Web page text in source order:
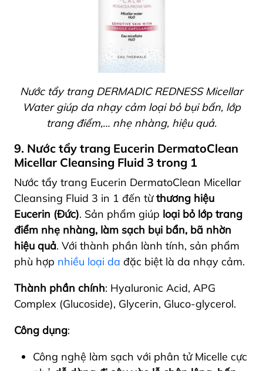
Nước tẩy trang DERMADIC REDNESS Micellar
Water giúp da nhạy cảm loại bỏ bụi bẩn, lớp
trang điểm,… nhẹ nhàng, hiệu quả.
9. Nước tẩy trang Eucerin DermatoClean
Micellar Cleansing Fluid 3 trong 1
Nước tẩy trang Eucerin DermatoClean Micellar
Cleansing Fluid 3 in 1 đến từthương hiệu
Eucerin (Đức). Sản phẩm giúp loại bỏ lớp trang
điểm nhẹ nhàng, làm sạch bụi bẩn, bã nhờn
hiệu quả. Với thành phần lành tính, sản phẩm
phù hợp nhiều loại da đặc biệt là da nhạy cảm.
Thành phần chính: Hyaluronic Acid, APG
Complex (Glucoside), Glycerin, Gluco-glycerol.
Công dụng:
Công nghệ làm sạch với phân tử Micelle cực